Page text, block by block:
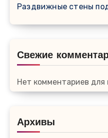
Раздвижные стены
Свежие
Нет комментариев для
Архивы